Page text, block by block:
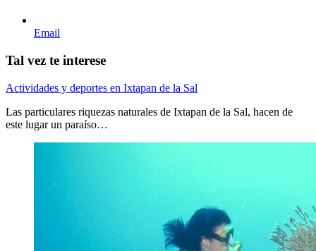
Email
Tal vez te interese
Actividades y deportes en Ixtapan de la Sal
Las particulares riquezas naturales de Ixtapan de la Sal, hacen de
este lugar un paraíso…